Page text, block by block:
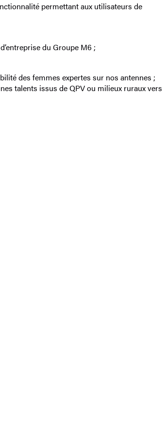
permettant aux utilisateurs de
du Groupe M6 ;
des femmes expertes sur nos antennes ;
talents issus de QPV ou milieux ruraux vers